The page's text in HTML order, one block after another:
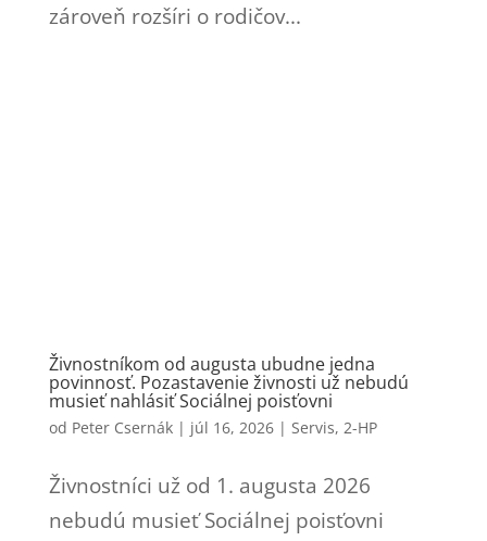
zároveň rozšíri o rodičov...
Živnostníkom od augusta ubudne jedna
povinnosť. Pozastavenie živnosti už nebudú
musieť nahlásiť Sociálnej poisťovni
od Peter Csernák| júl 16, 2026| Servis, 2-HP
Živnostníci už od 1. augusta 2026
nebudú musieť Sociálnej poisťovni